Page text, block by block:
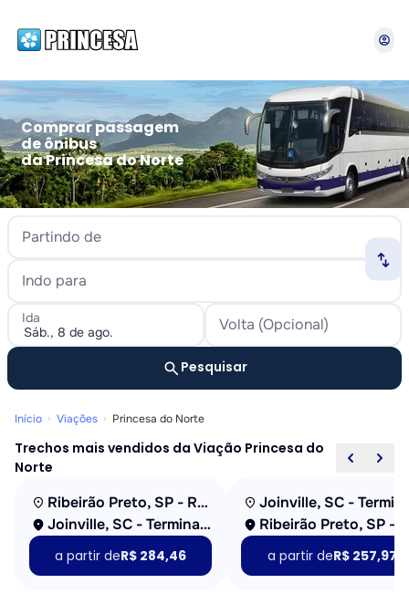
account_circle
Comprar passagem
de ônibus
da Princesa do Norte
Partindo de
Indo para
swap_horiz
Ida Volta (Opcional)
search Pesquisar
Início Viações Princesa do Norte
Trechos mais vendidos da Viação Princesa do
Norte
Ribeirão Preto, SP - Rodoviária
Joinville, SC - Terminal Harold Nielson
a partir deR$ 284,46 a partir deR$ 257,97